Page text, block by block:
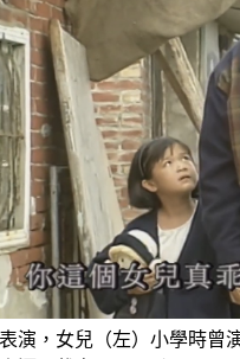
演，女兒（左）小學時曾